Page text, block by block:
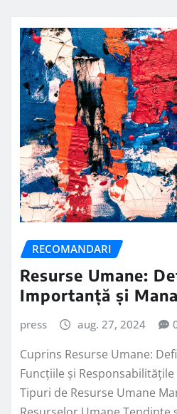
RECOMANDARI
Resurse Umane:
Importanță și
press aug. 27, 2024
Cuprins Resurse Umane:
Funcțiile și
Tipuri de Resurse Umane